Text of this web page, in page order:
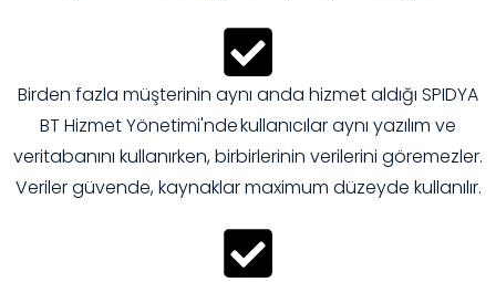
Birden fazla müşterinin aynı anda hizmet aldığı SPIDYA
BT Hizmet Yönetimi'nde kullanıcılar aynı yazılım ve
veritabanını kullanırken, birbirlerinin verilerini göremezler.
Veriler güvende, kaynaklar maximum düzeyde kullanılır.